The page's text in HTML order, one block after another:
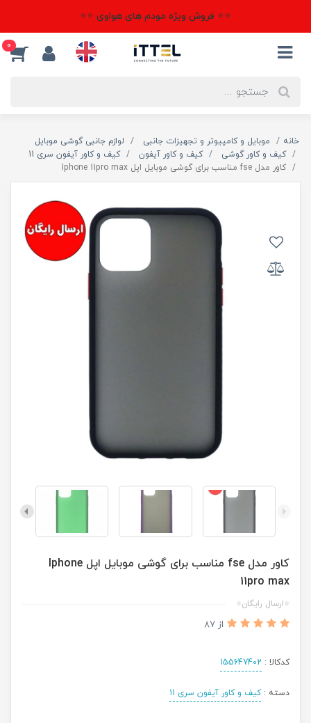
⭐⭐ فروش ویژه مودم های هواوی ⭐⭐
0
خانه موبایل و کامپیوتر و تجهیزات جانبی
لوازم جانبی گوشی موبایل
کیف و کاور گوشی
کیف و کاور آیفون
کیف و کاور آیفون سری 11
کاور مدل fse مناسب برای گوشی موبایل اپل Iphone 11pro max
کاور مدل fse مناسب برای گوشی موبایل اپل Iphone
11pro max
⭐ارسال رایگان⭐
از 87
کدکالا : 155647402
دسته :کیف و کاور آیفون سری 11